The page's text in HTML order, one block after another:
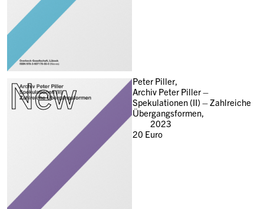
New
Peter Piller,
Archiv Peter Piller –
Spekulationen (II) – Zahlreiche
Übergangsformen,
2023
20 Euro